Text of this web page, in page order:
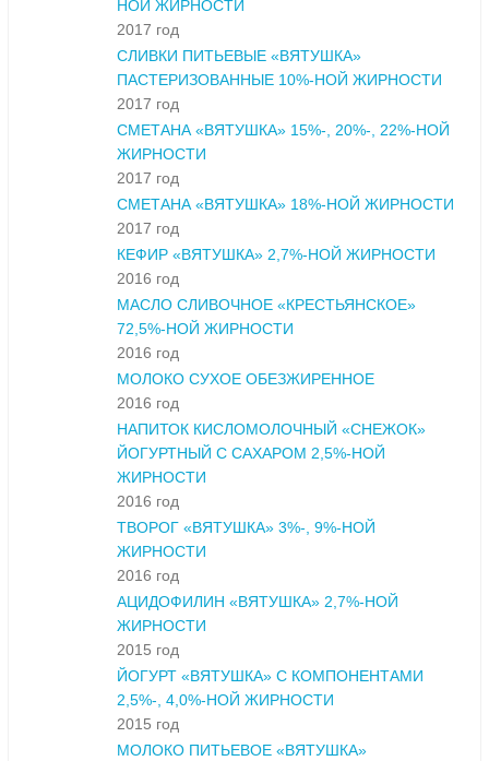
НОЙ ЖИРНОСТИ
2017 год
СЛИВКИ ПИТЬЕВЫЕ «ВЯТУШКА»
ПАСТЕРИЗОВАННЫЕ 10%-НОЙ ЖИРНОСТИ
2017 год
СМЕТАНА «ВЯТУШКА» 15%-, 20%-, 22%-НОЙ
ЖИРНОСТИ
2017 год
СМЕТАНА «ВЯТУШКА» 18%-НОЙ ЖИРНОСТИ
2017 год
КЕФИР «ВЯТУШКА» 2,7%-НОЙ ЖИРНОСТИ
2016 год
МАСЛО СЛИВОЧНОЕ «КРЕСТЬЯНСКОЕ»
72,5%-НОЙ ЖИРНОСТИ
2016 год
МОЛОКО СУХОЕ ОБЕЗЖИРЕННОЕ
2016 год
НАПИТОК КИСЛОМОЛОЧНЫЙ «СНЕЖОК»
ЙОГУРТНЫЙ С САХАРОМ 2,5%-НОЙ
ЖИРНОСТИ
2016 год
ТВОРОГ «ВЯТУШКА» 3%-, 9%-НОЙ
ЖИРНОСТИ
2016 год
АЦИДОФИЛИН «ВЯТУШКА» 2,7%-НОЙ
ЖИРНОСТИ
2015 год
ЙОГУРТ «ВЯТУШКА» С КОМПОНЕНТАМИ
2,5%-, 4,0%-НОЙ ЖИРНОСТИ
2015 год
МОЛОКО ПИТЬЕВОЕ «ВЯТУШКА»